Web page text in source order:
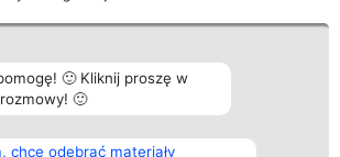
🙂 Kliknij proszę w
🙂
chcę odebrać materiały
o.
Plebiscyt
Laureaci
Kontakt
Kontakt